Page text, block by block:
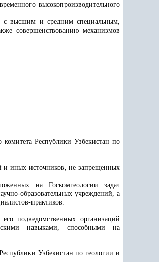
высокопроизводительного
с высшим и средним специальным,
совершенствованию механизмов
Республики Узбекистан по
и иных источников, не запрещенных
на Госкомгеологии задач
образовательных учреждений, а
практиков.
подведомственных организаций
навыками, способными на
Узбекистан по геологии и